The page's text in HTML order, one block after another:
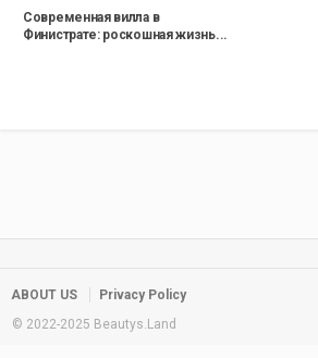
Современная вилла в
Финистрате: роскошная жизнь...
ABOUT US
Privacy Policy
© 2022-2025 Beautys.Land